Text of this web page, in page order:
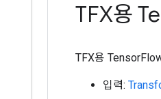
TFX용
TFX용
입력: